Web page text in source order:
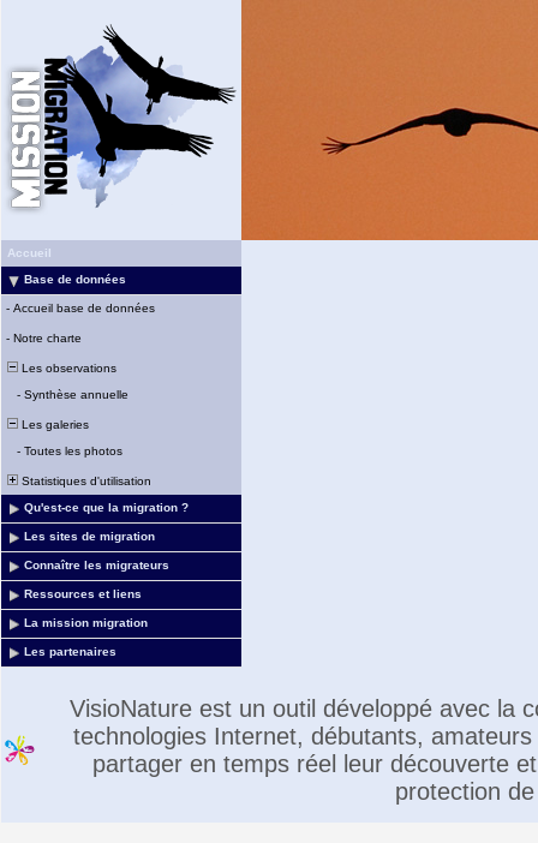
Accueil
Base de données
- Accueil base de données
- Notre charte
Les observations
- Synthèse annuelle
Les galeries
- Toutes les photos
Statistiques d'utilisation
Qu'est-ce que la migration ?
Les sites de migration
Connaître les migrateurs
Ressources et liens
La mission migration
Les partenaires
VisioNature est un outil développé avec la
technologies Internet, débutants,
partager en temps réel leur découverte
protection